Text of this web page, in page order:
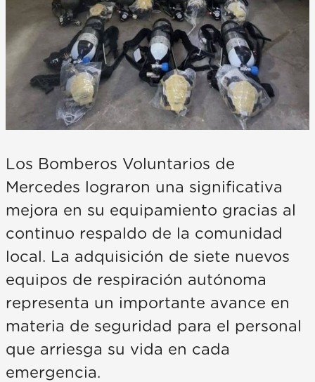
Los Bomberos Voluntarios de
Mercedes lograron una significativa
mejora en su equipamiento gracias al
continuo respaldo de la comunidad
local. La adquisición de siete nuevos
equipos de respiración autónoma
representa un importante avance en
materia de seguridad para el personal
que arriesga su vida en cada
emergencia.